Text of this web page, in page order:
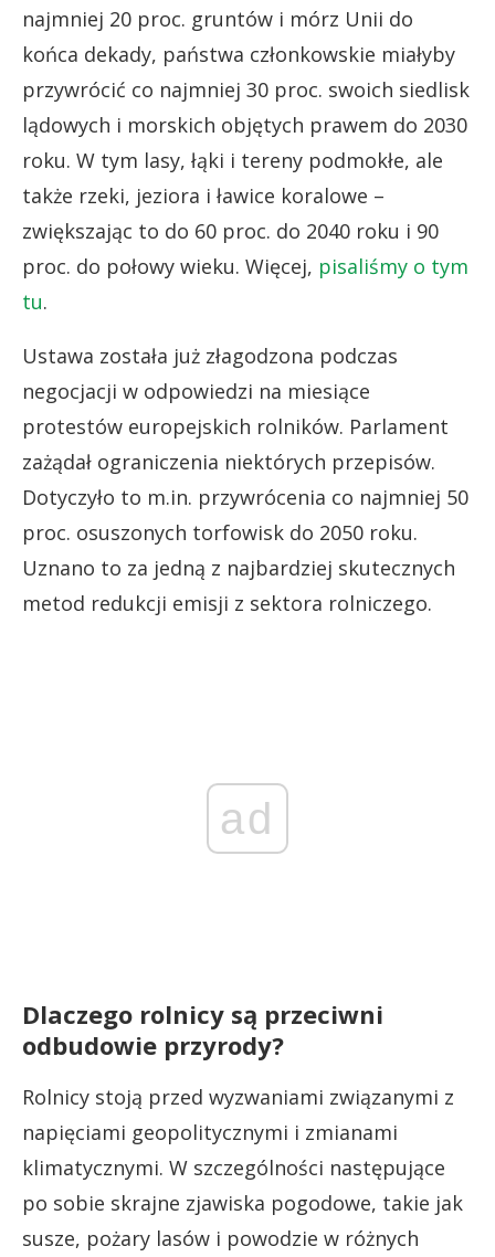
najmniej 20 proc. gruntów i mórz Unii do
końca dekady, państwa członkowskie miałyby
przywrócić co najmniej 30 proc. swoich siedlisk
lądowych i morskich objętych prawem do 2030
roku. W tym lasy, łąki i tereny podmokłe, ale
także rzeki, jeziora i ławice koralowe –
zwiększając to do 60 proc. do 2040 roku i 90
proc. do połowy wieku. Więcej, pisaliśmy o tym
tu.
Ustawa została już złagodzona podczas
negocjacji w odpowiedzi na miesiące
protestów europejskich rolników. Parlament
zażądał ograniczenia niektórych przepisów.
Dotyczyło to m.in. przywrócenia co najmniej 50
proc. osuszonych torfowisk do 2050 roku.
Uznano to za jedną z najbardziej skutecznych
metod redukcji emisji z sektora rolniczego.
ad
Dlaczego rolnicy są przeciwni
odbudowie przyrody?
Rolnicy stoją przed wyzwaniami związanymi z
napięciami geopolitycznymi i zmianami
klimatycznymi. W szczególności następujące
po sobie skrajne zjawiska pogodowe, takie jak
susze, pożary lasów i powodzie w różnych